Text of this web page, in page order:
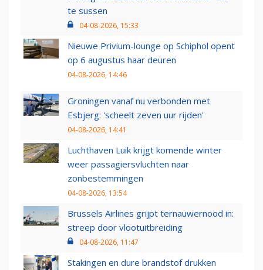
te sussen
04-08-2026, 15:33
Nieuwe Privium-lounge op Schiphol opent
op 6 augustus haar deuren
04-08-2026, 14:46
Groningen vanaf nu verbonden met
Esbjerg: 'scheelt zeven uur rijden'
04-08-2026, 14:41
Luchthaven Luik krijgt komende winter
weer passagiersvluchten naar
zonbestemmingen
04-08-2026, 13:54
Brussels Airlines grijpt ternauwernood in:
streep door vlootuitbreiding
04-08-2026, 11:47
Stakingen en dure brandstof drukken